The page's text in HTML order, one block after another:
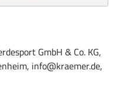
GmbH & Co. KG,
info@kraemer.de,